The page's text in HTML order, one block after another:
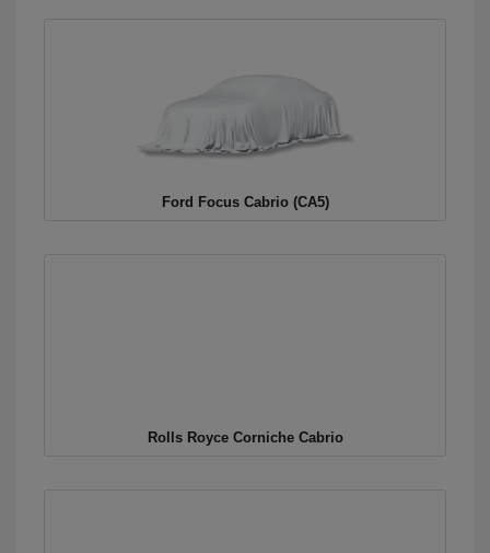
Ford Focus Cabrio (CA5)
Rolls Royce Corniche Cabrio